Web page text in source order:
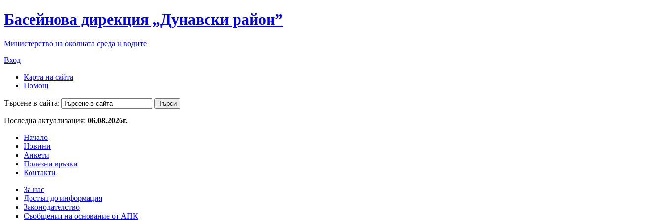
Басейнова дирекция „Дунавски район”
Министерство на околната среда и водите
Вход
Карта на сайта
Помощ
Търсене в сайта:
Последна актуализация: 06.08.2026г.
Начало
Новини
Анкети
Полезни връзки
Контакти
За нас
Достъп до информация
Законодателство
Съобщения на основание от АПК